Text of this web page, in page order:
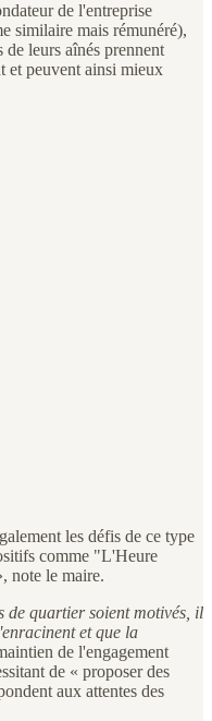
de l'entreprise
similaire mais rémunéré),
de leurs aînés prennent
et peuvent ainsi mieux
les défis de ce type
comme "L'Heure
note le maire.
de quartier soient motivés, il
et que la
de l'engagement
de « proposer des
aux attentes des